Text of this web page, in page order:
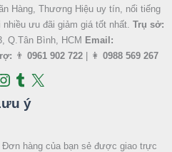
Hàng, Thương Hiệu uy tín, nổi tiếng
ưu đãi giảm giá tốt nhất. Trụ sở:
Q.Tân Bình, HCM Email:
👨 0961 902 722| 👩 0988 569 267
ý
hàng của bạn sẻ được giao trực